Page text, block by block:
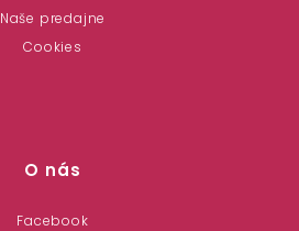
Naše predajne
Cookies
O nás
Facebook